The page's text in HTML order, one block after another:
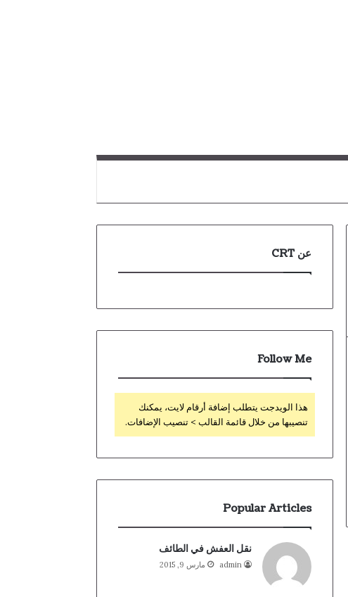
عن CRT
Follow Me
هذا الويدجت يتطلب إضافة أرقام لايت، يمكنك
تنصيبها من خلال قائمة القالب > تنصيب الإضافات.
Popular Articles
نقل العفش في الطائف
admin مارس 9, 2015